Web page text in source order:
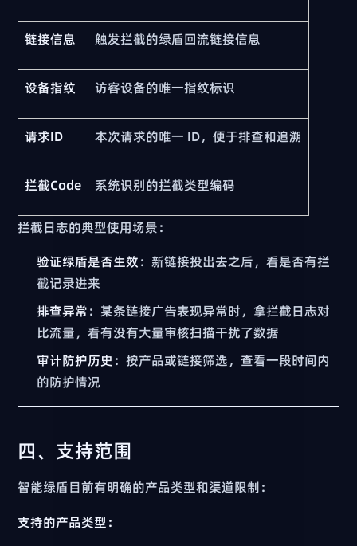
链接信息 触发拦截的绿盾回流链接信息
设备指纹 访客设备的唯一指纹标识
请求ID 本次请求的唯一 ID，便于排查和追溯
拦截Code 系统识别的拦截类型编码
拦截日志的典型使用场景：
验证绿盾是否生效：新链接投出去之后，看是否有拦
截记录进来
排查异常：某条链接广告表现异常时，拿拦截日志对
比流量，看有没有大量审核扫描干扰了数据
审计防护历史 ：按产品或链接筛选，查看一段时间内
的防护情况
四、支持范围
智能绿盾目前有明确的产品类型和渠道限制：
支持的产品类型：